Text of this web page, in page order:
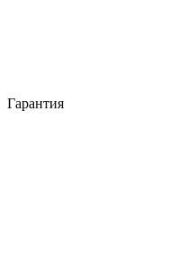
Гарантия